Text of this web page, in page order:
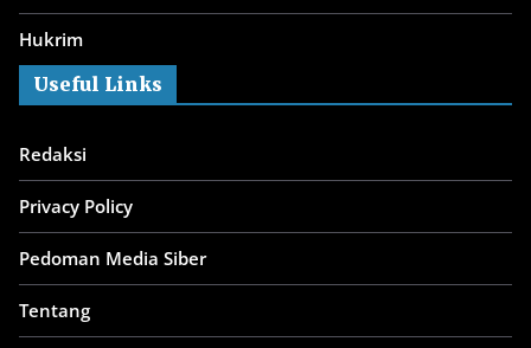
Hukrim
Useful Links
Redaksi
Privacy Policy
Pedoman Media Siber
Tentang